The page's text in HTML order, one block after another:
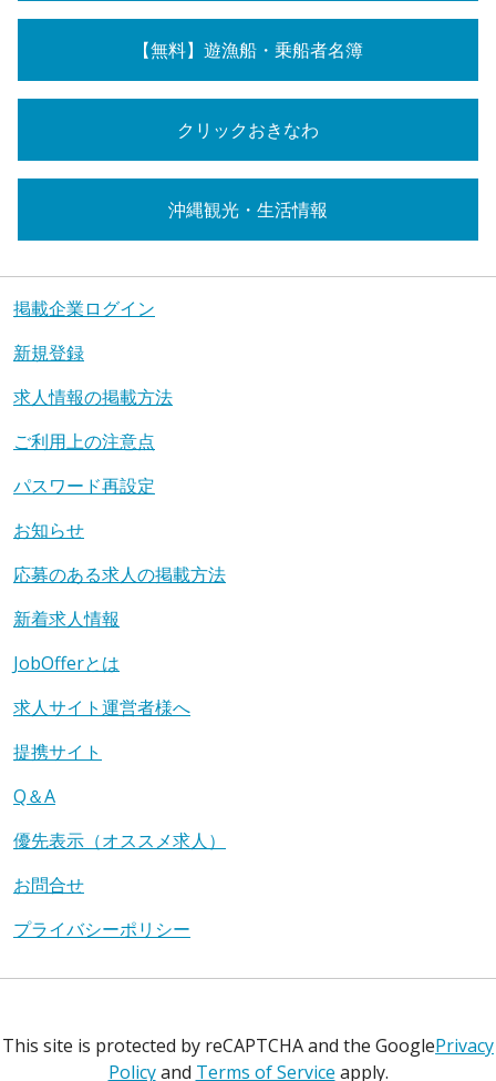
【無料】遊漁船・乗船者名簿
クリックおきなわ
沖縄観光・生活情報
掲載企業ログイン
新規登録
求人情報の掲載方法
ご利用上の注意点
パスワード再設定
お知らせ
応募のある求人の掲載方法
新着求人情報
JobOfferとは
求人サイト運営者様へ
提携サイト
Q＆A
優先表示（オススメ求人）
お問合せ
プライバシーポリシー
This site is protected by reCAPTCHA and the GooglePrivacy
Policyand Terms of Service apply.